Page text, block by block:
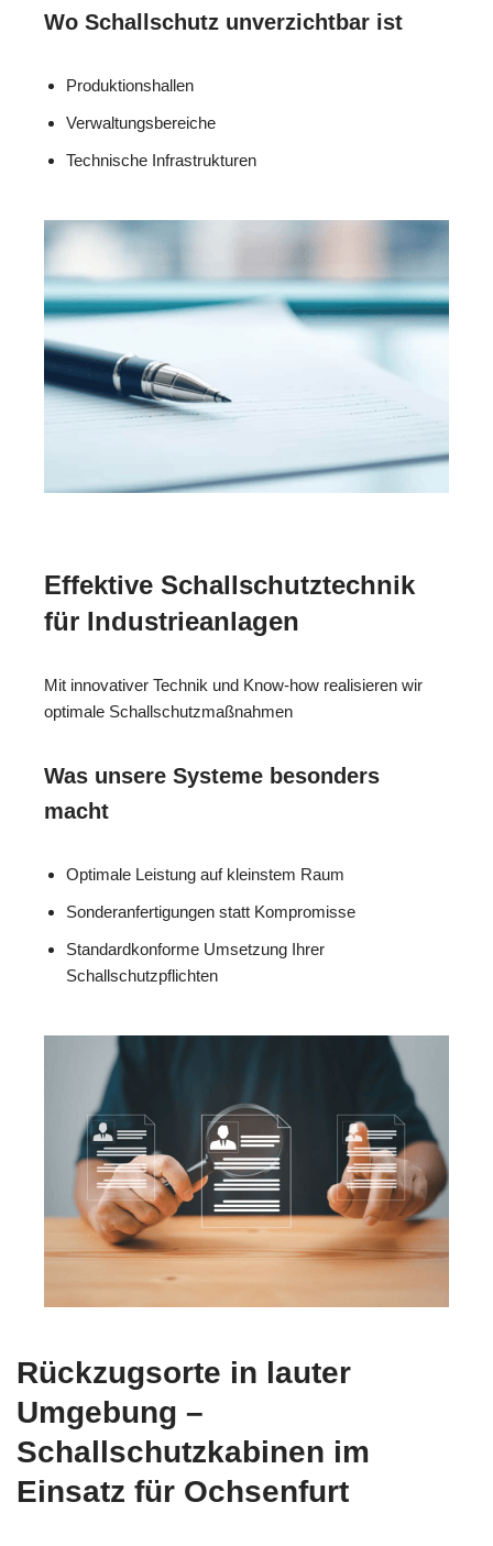
Wo Schallschutz unverzichtbar ist
Produktionshallen
Verwaltungsbereiche
Technische Infrastrukturen
Effektive Schallschutztechnik
für Industrieanlagen
Mit innovativer Technik und Know-how realisieren wir
optimale Schallschutzmaßnahmen
Was unsere Systeme besonders
macht
Optimale Leistung auf kleinstem Raum
Sonderanfertigungen statt Kompromisse
Standardkonforme Umsetzung Ihrer
Schallschutzpflichten
Rückzugsorte in lauter
Umgebung –
Schallschutzkabinen im
Einsatz für Ochsenfurt